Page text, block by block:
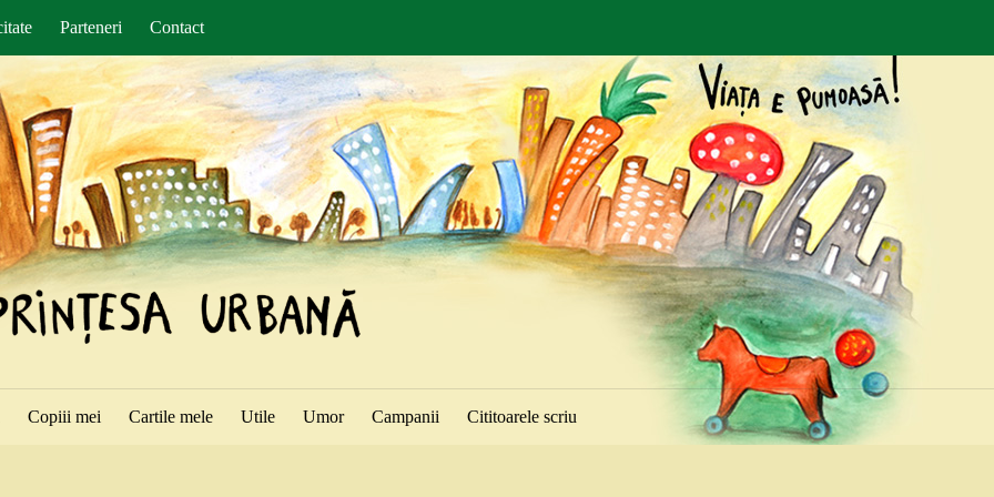
Parteneri Contact
Copiii mei Cartile mele Utile Umor Campanii Cititoarele scriu